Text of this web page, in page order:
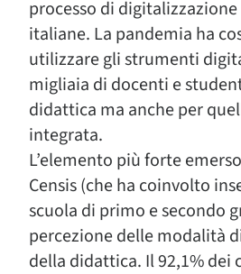
processo di
italiane. La pandemia ha
utilizzare gli strumenti
migliaia di docenti e
didattica ma anche per
integrata.
L’elemento più forte
Censis (che ha coinvolto
scuola di primo e secondo
percezione delle modalità
della didattica. Il 92,1% dei